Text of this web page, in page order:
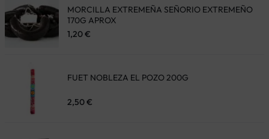
MORCILLA EXTREMEÑA SEÑORIO EXTREMEÑO
170G APROX
1,20€
FUET NOBLEZA EL POZO 200G
2,50€